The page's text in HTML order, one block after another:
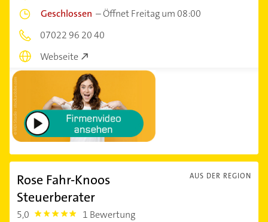
Geschlossen –Öffnet Freitag um 08:00
07022 96 20 40
Webseite
AUS DER REGION
Rose Fahr-Knoos
Steuerberater
5,0 5.0 1 Bewertung